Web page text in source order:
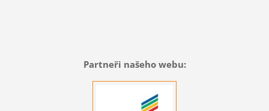
Partneři našeho webu: